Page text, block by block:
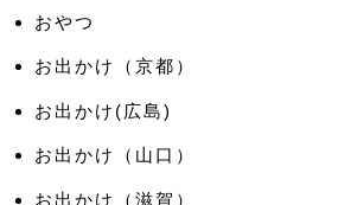
おやつ
お出かけ（京都）
お出かけ(広島)
お出かけ（山口）
お出かけ（滋賀）